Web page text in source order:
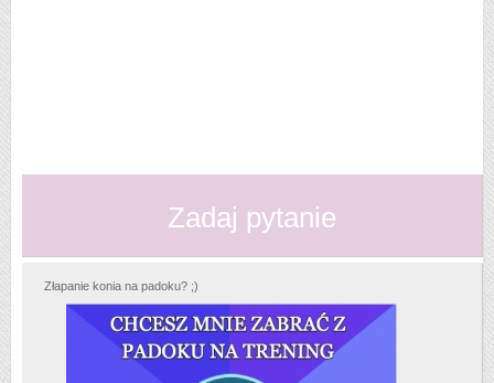
Zadaj pytanie
Złapanie konia na padoku? ;)